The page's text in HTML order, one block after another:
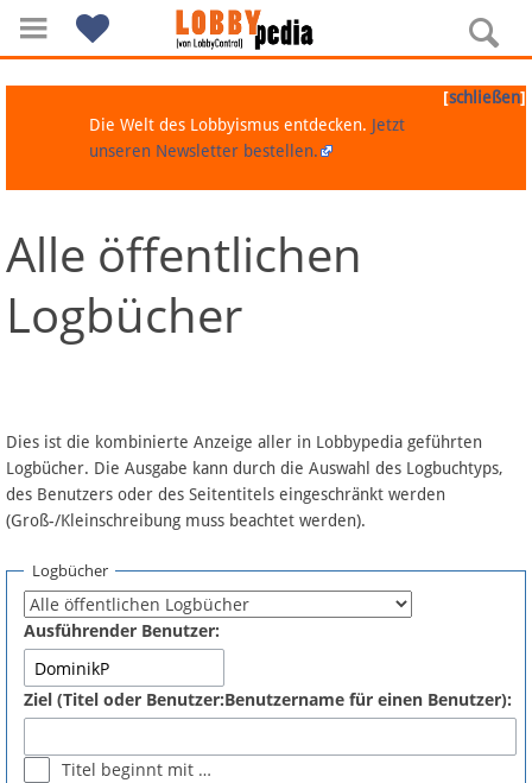
Navigation
Über Lobbypedia
Artikel nach Kategorien
FAQ
Fördermitglied werden
Fehler melden
[schließen]
Die Welt des Lobbyismus entdecken. Jetzt
unseren Newsletter bestellen.
Alle öffentlichen
Logbücher
Dies ist die kombinierte Anzeige aller in Lobbypedia geführten
Logbücher. Die Ausgabe kann durch die Auswahl des Logbuchtyps,
des Benutzers oder des Seitentitels eingeschränkt werden
(Groß-/Kleinschreibung muss beachtet werden).
Logbücher
Ausführender Benutzer:
Ziel (Titel oder Benutzer:Benutzername für einen Benutzer):
Titel beginnt mit …